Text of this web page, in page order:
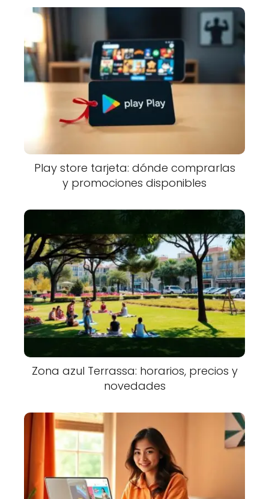
Play store tarjeta: dónde comprarlas
y promociones disponibles
Zona azul Terrassa: horarios, precios y
novedades